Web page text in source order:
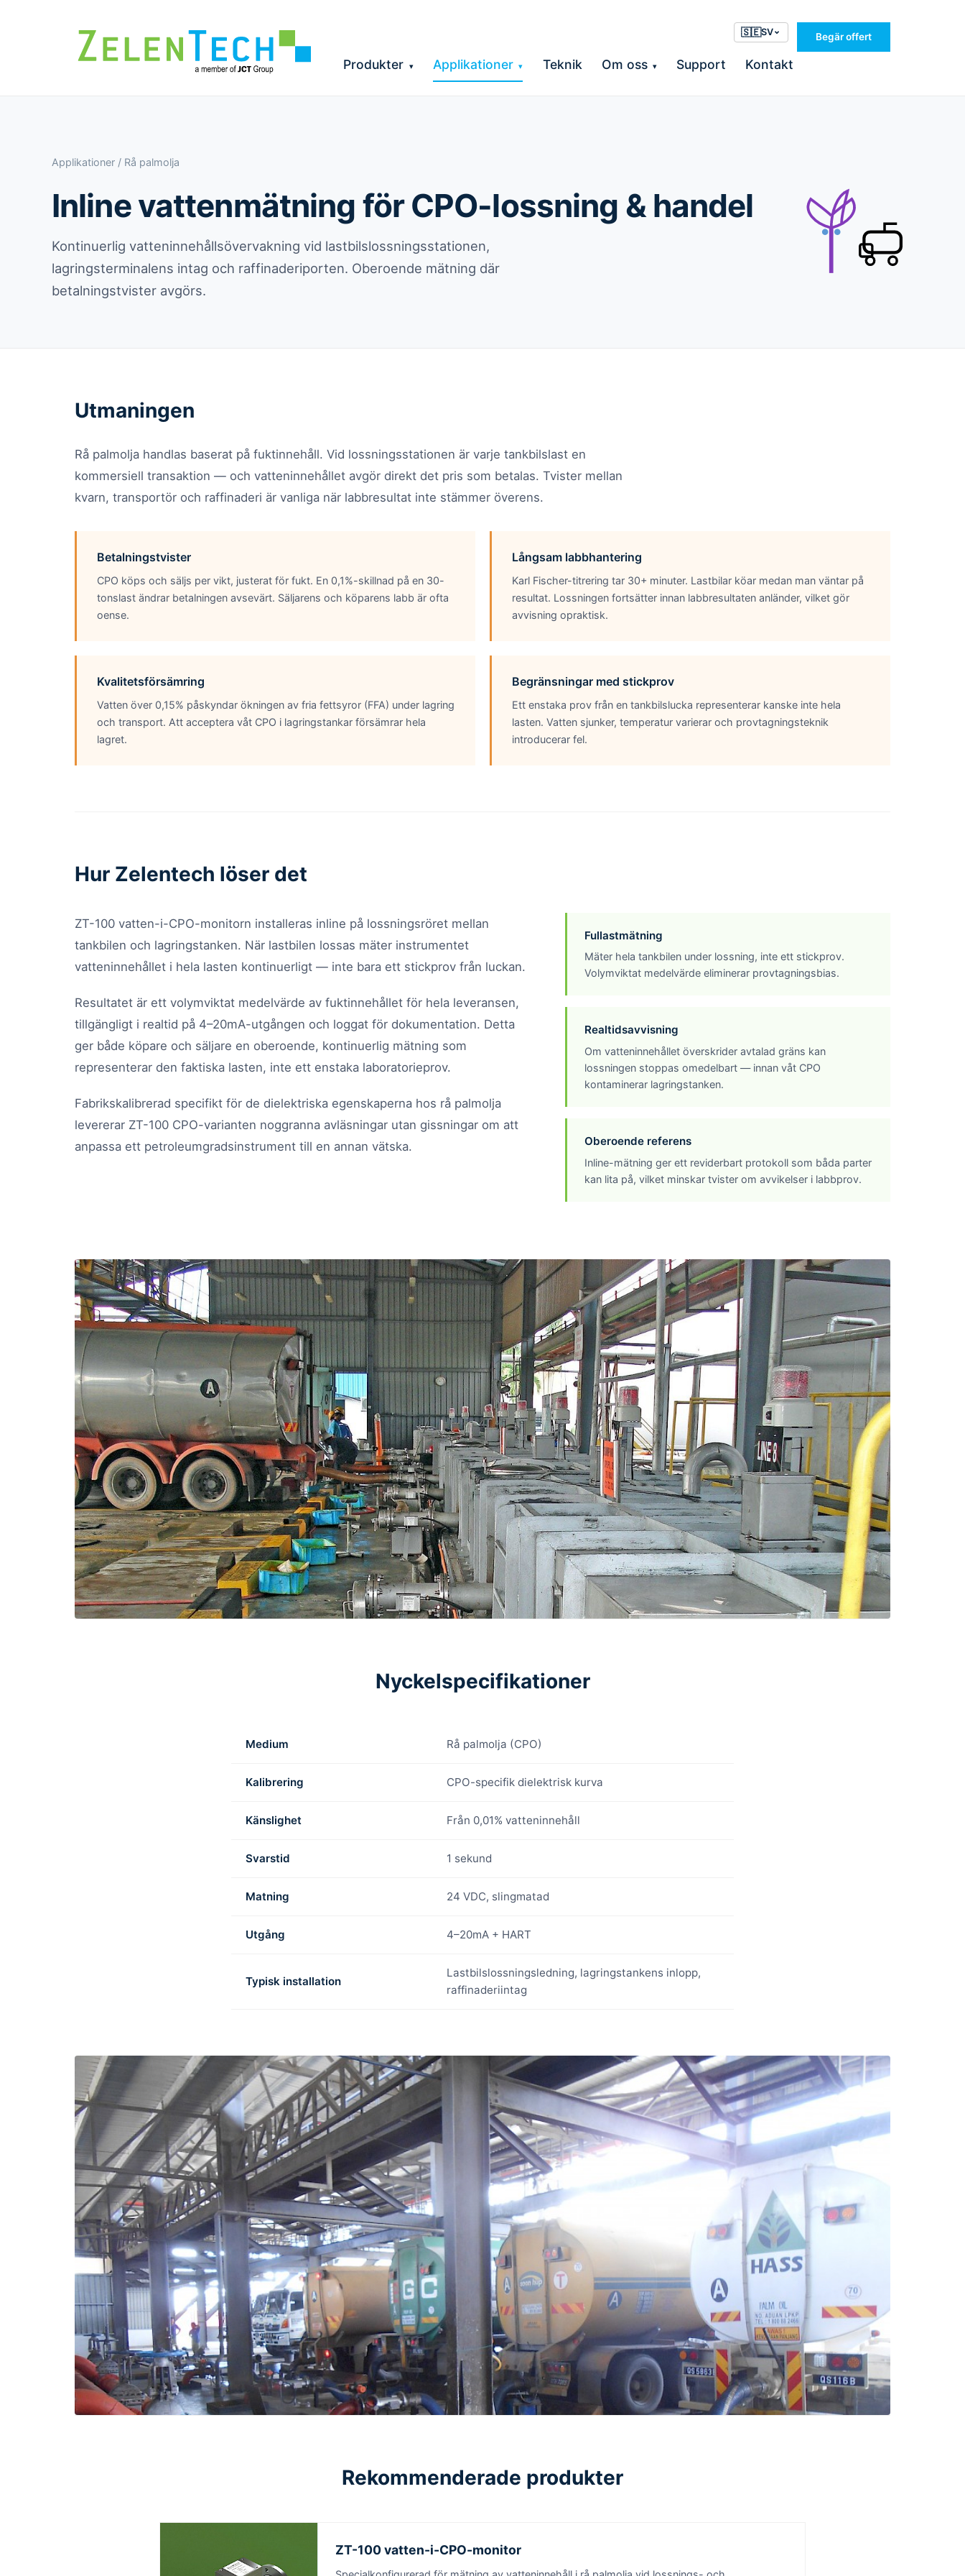
🇸🇪SV Begär offert
Produkter ▾ Applikationer ▾ Teknik Om oss ▾ Support Kontakt
Applikationer / Rå palmolja
Inline vattenmätning för CPO-lossning & handel
Kontinuerlig vatteninnehållsövervakning vid lastbilslossningsstationen,
lagringsterminalens intag och raffinaderiporten. Oberoende mätning där
betalningstvister avgörs.
Utmaningen
Rå palmolja handlas baserat på fuktinnehåll. Vid lossningsstationen är varje tankbilslast en
kommersiell transaktion — och vatteninnehållet avgör direkt det pris som betalas. Tvister mellan
kvarn, transportör och raffinaderi är vanliga när labbresultat inte stämmer överens.
Betalningstvister
CPO köps och säljs per vikt, justerat för fukt. En 0,1%-skillnad på en 30-
tonslast ändrar betalningen avsevärt. Säljarens och köparens labb är ofta
oense.
Långsam labbhantering
Karl Fischer-titrering tar 30+ minuter. Lastbilar köar medan man väntar på
resultat. Lossningen fortsätter innan labbresultaten anländer, vilket gör
avvisning opraktisk.
Kvalitetsförsämring
Vatten över 0,15% påskyndar ökningen av fria fettsyror (FFA) under lagring
och transport. Att acceptera våt CPO i lagringstankar försämrar hela
lagret.
Begränsningar med stickprov
Ett enstaka prov från en tankbilslucka representerar kanske inte hela
lasten. Vatten sjunker, temperatur varierar och provtagningsteknik
introducerar fel.
Hur Zelentech löser det
ZT-100 vatten-i-CPO-monitorn installeras inline på lossningsröret mellan
tankbilen och lagringstanken. När lastbilen lossas mäter instrumentet
vatteninnehållet i hela lasten kontinuerligt — inte bara ett stickprov från luckan.
Resultatet är ett volymviktat medelvärde av fuktinnehållet för hela leveransen,
tillgängligt i realtid på 4–20mA-utgången och loggat för dokumentation. Detta
ger både köpare och säljare en oberoende, kontinuerlig mätning som
representerar den faktiska lasten, inte ett enstaka laboratorieprov.
Fabrikskalibrerad specifikt för de dielektriska egenskaperna hos rå palmolja
levererar ZT-100 CPO-varianten noggranna avläsningar utan gissningar om att
anpassa ett petroleumgradsinstrument till en annan vätska.
Fullastmätning
Mäter hela tankbilen under lossning, inte ett stickprov.
Volymviktat medelvärde eliminerar provtagningsbias.
Realtidsavvisning
Om vatteninnehållet överskrider avtalad gräns kan
lossningen stoppas omedelbart — innan våt CPO
kontaminerar lagringstanken.
Oberoende referens
Inline-mätning ger ett reviderbart protokoll som båda parter
kan lita på, vilket minskar tvister om avvikelser i labbprov.
Nyckelspecifikationer
Medium Rå palmolja (CPO)
Kalibrering CPO-specifik dielektrisk kurva
Känslighet Från 0,01% vatteninnehåll
Svarstid 1 sekund
Matning 24 VDC, slingmatad
Utgång 4–20mA + HART
Typisk installation
Lastbilslossningsledning, lagringstankens inlopp,
raffinaderiintag
Rekommenderade produkter
ZT-100 vatten-i-CPO-monitor